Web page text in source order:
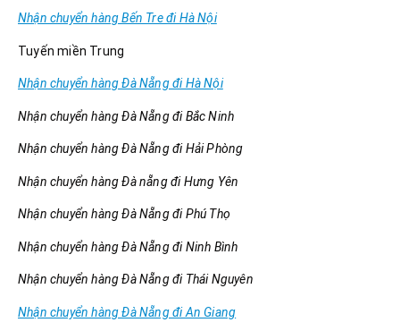
Nhận chuyển hàng Bến Tre đi Hà Nội
Tuyến miền Trung
Nhận chuyển hàng Đà Nẵng đi Hà Nội
Nhận chuyển hàng Đà Nẵng đi Bắc Ninh
Nhận chuyển hàng Đà Nẵng đi Hải Phòng
Nhận chuyển hàng Đà nẵng đi Hưng Yên
Nhận chuyển hàng Đà Nẵng đi Phú Thọ
Nhận chuyển hàng Đà Nẵng đi Ninh Bình
Nhận chuyển hàng Đà Nẵng đi Thái Nguyên
Nhận chuyển hàng Đà Nẵng đi An Giang